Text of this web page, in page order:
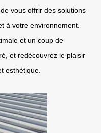
vous offrir des solutions
à votre environnement.
et un coup de
et redécouvrez le plaisir
esthétique.